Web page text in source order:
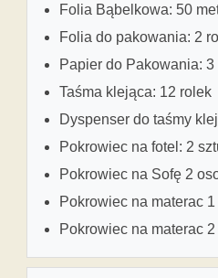
Folia Bąbelkowa: 50
Folia do pakowania: 2
Papier do Pakowania:
Taśma klejąca: 12 rolek
Dyspenser do taśmy
Pokrowiec na fotel: 2
Pokrowiec na Sofę 2
Pokrowiec na materac
Pokrowiec na materac